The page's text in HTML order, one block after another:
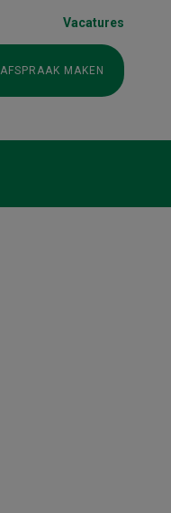
Vacatures
AFSPRAAK MAKEN